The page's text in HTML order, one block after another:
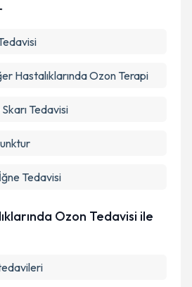
Hastalıklarında Ozon Terapi
Tedavisi
Tedavisi
Ozon Tedavisi ile